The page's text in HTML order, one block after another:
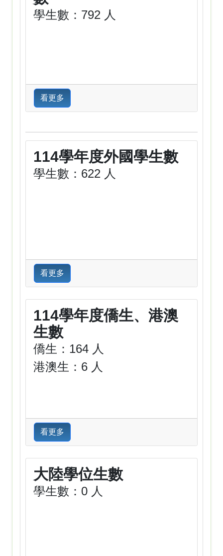
學生數：792 人
看更多
114學年度外國學生數
學生數：622 人
看更多
114學年度僑生、港澳
生數
僑生：164 人
港澳生：6 人
看更多
大陸學位生數
學生數：0 人